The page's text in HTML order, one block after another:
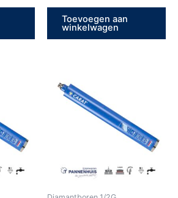
Toevoegen aan
winkelwagen